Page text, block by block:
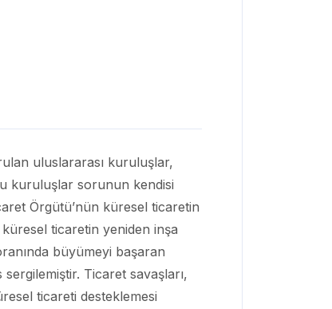
uluslararası kuruluşlar,
kuruluşlar sorunun kendisi
Örgütü’nün küresel ticaretin
ticaretin yeniden inşa
büyümeyi başaran
Ticaret savaşları,
ticareti desteklemesi